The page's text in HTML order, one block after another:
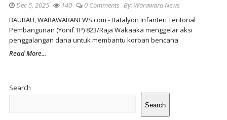
Dec 5, 2025 140 0 Comments By: Warawara News
BAUBAU, WARAWARANEWS.com - Batalyon Infanteri Teritorial
Pembangunan (Yonif TP) 823/Raja Wakaaka menggelar aksi
penggalangan dana untuk membantu korban bencana
Read More...
Search
Search